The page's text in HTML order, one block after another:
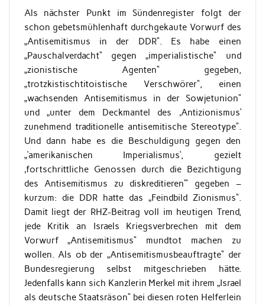
Als nächster Punkt im Sündenregister folgt der
schon gebetsmühlenhaft durchgekaute Vorwurf des
„Antisemitismus in der DDR“. Es habe einen
„Pauschalverdacht“ gegen „imperialistische“ und
„zionistische Agenten“ gegeben,
„trotzkistischtitoistische Verschwörer“, einen
„wachsenden Antisemitismus in der Sowjetunion“
und „unter dem Deckmantel des ‚Antizionismus‘
zunehmend traditionelle antisemitische Stereotype“.
Und dann habe es die Beschuldigung gegen den
„‘amerikanischen Imperialismus‘, gezielt
‚fortschrittliche Genossen durch die Bezichtigung
des Antisemitismus zu diskreditieren‘“ gegeben –
kurzum: die DDR hatte das „Feindbild Zionismus“.
Damit liegt der RHZ-Beitrag voll im heutigen Trend,
jede Kritik an Israels Kriegsverbrechen mit dem
Vorwurf „Antisemitismus“ mundtot machen zu
wollen. Als ob der „Antisemitismusbeauftragte“ der
Bundesregierung selbst mitgeschrieben hätte.
Jedenfalls kann sich Kanzlerin Merkel mit ihrem „Israel
als deutsche Staatsräson“ bei diesen roten Helferlein